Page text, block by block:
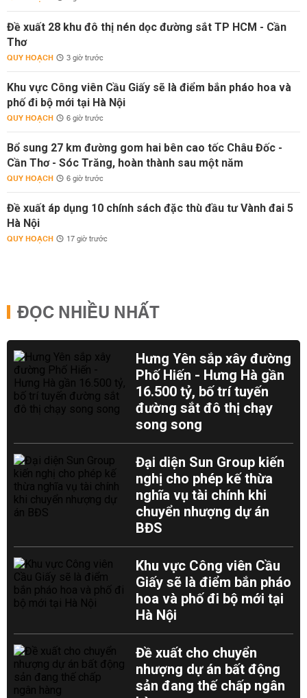
Đề xuất 28 khu đô thị nén dọc đường sắt TP HCM - Cần
Thơ
QUY HOẠCH 3 giờ trước
Khu vực Công viên Cầu Giấy sẽ là điểm bắn pháo hoa và
phố đi bộ mới tại Hà Nội
QUY HOẠCH 6 giờ trước
Bổ sung 27 km đường gom hai bên cao tốc Châu Đốc -
Cần Thơ - Sóc Trăng, hoàn thành sau một năm
QUY HOẠCH 6 giờ trước
Đề xuất áp dụng 10 chính sách đặc thù đầu tư Vành đai 5
Hà Nội
QUY HOẠCH 17 giờ trước
ĐỌC NHIỀU NHẤT
Hưng Yên sắp xây đường
Phố Hiến - Hưng Hà gần
16.500 tỷ, bố trí tuyến
đường sắt đô thị chạy
song song
Đại diện Sun Group kiến
nghị cho phép kế thừa
nghĩa vụ tài chính khi
chuyển nhượng dự án
BĐS
Khu vực Công viên Cầu
Giấy sẽ là điểm bắn pháo
hoa và phố đi bộ mới tại
Hà Nội
Đề xuất cho chuyển
nhượng dự án bất động
sản đang thế chấp ngân